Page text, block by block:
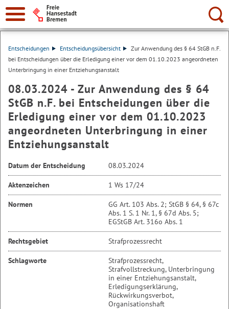
Suche:
Entscheidungen Entscheidungsübersicht
Zur Anwendung des § 64 StGB n.F.
bei Entscheidungen über die Erledigung einer vor dem 01.10.2023 angeordneten
Unterbringung in einer Entziehungsanstalt
08.03.2024 - Zur Anwendung des § 64
StGB n.F. bei Entscheidungen über die
Erledigung einer vor dem 01.10.2023
angeordneten Unterbringung in einer
Entziehungsanstalt
Datum der Entscheidung 08.03.2024
Aktenzeichen 1 Ws 17/24
Normen
GG Art. 103 Abs. 2; StGB § 64, § 67c
Abs. 1 S. 1 Nr. 1, § 67d Abs. 5;
EGStGB Art. 316o Abs. 1
Rechtsgebiet Strafprozessrecht
Schlagworte
Strafprozessrecht,
Strafvollstreckung, Unterbringung
in einer Entziehungsanstalt,
Erledigungserklärung,
Rückwirkungsverbot,
Organisationshaft